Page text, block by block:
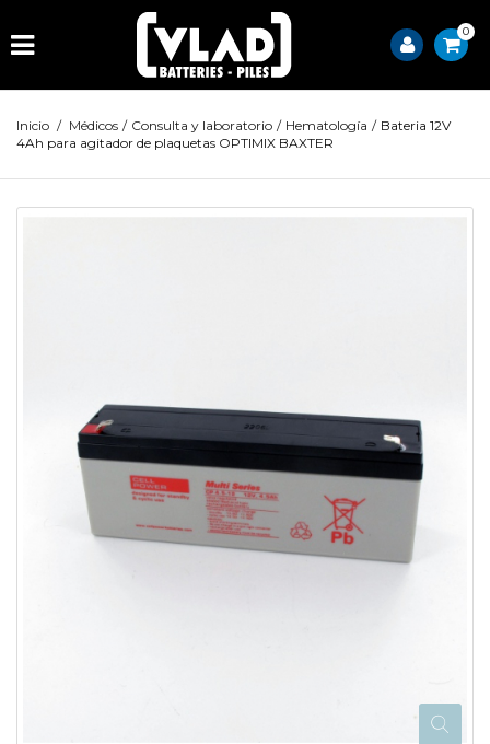
0
Inicio / Médicos / Consulta y laboratorio / Hematología / Bateria 12V
4Ah para agitador de plaquetas OPTIMIX BAXTER